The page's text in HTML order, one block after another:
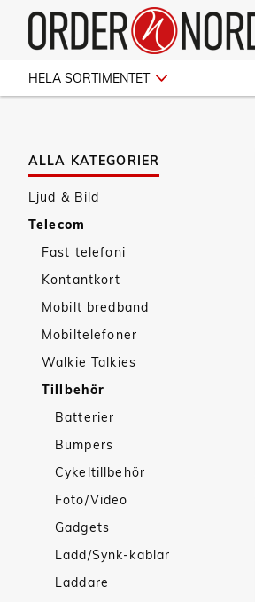
HELA SORTIMENTET
ALLA KATEGORIER
Ljud & Bild
Telecom
Fast telefoni
Kontantkort
Mobilt bredband
Mobiltelefoner
Walkie Talkies
Tillbehör
Batterier
Bumpers
Cykeltillbehör
Foto/Video
Gadgets
Ladd/Synk-kablar
Laddare